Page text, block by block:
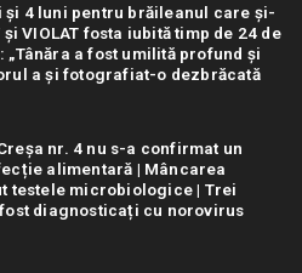
și 4 luni pentru brăileanul care și-
și VIOLAT fosta iubită timp de 24 de
„Tânăra a fost umilită profund și
a și fotografiat-o dezbrăcată
nr. 4 nu s-a confirmat un
alimentară | Mâncarea
testele microbiologice | Trei
diagnosticați cu norovirus